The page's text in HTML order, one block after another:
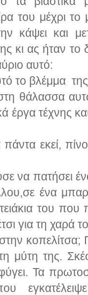
του μέχρι
κάψει και
κι ας ήταν
αυτό:
το βλέμμα
θάλασσα
έργα τέχνης
εκεί,
να πατήσει
ένα
του
για τη χαρά
στην
μύτη της.
Τα